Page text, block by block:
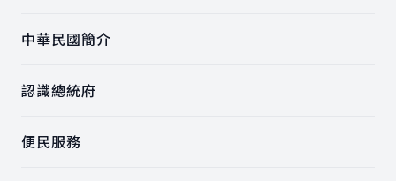
中華民國簡介
認識總統府
便民服務